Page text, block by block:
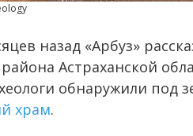
назад «Арбуз»
Астраханской
обнаружили под
храм.